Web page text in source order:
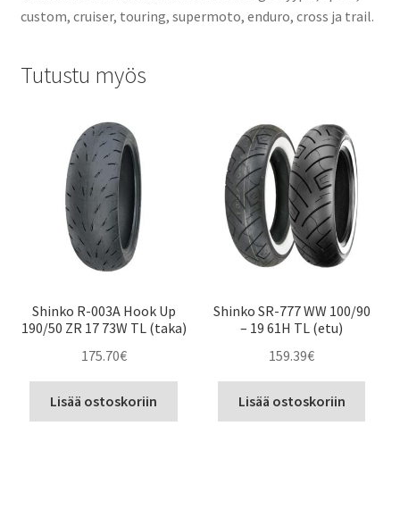
custom, cruiser, touring, supermoto, enduro, cross ja trail.
Tutustu myös
Shinko R-003A Hook Up
190/50 ZR 17 73W TL (taka)
175.70€
Lisää ostoskoriin
Shinko SR-777 WW 100/90
– 19 61H TL (etu)
159.39€
Lisää ostoskoriin